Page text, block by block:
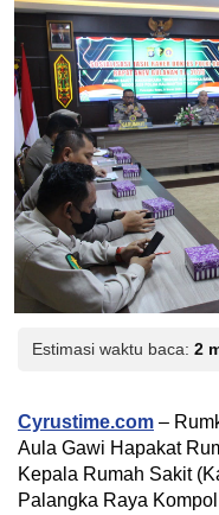
Estimasi waktu baca: 2
Cyrustime.com –
Aula Gawi Hapakat
Kepala Rumah Sakit
Palangka Raya